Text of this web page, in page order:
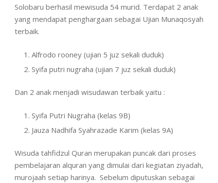
Solobaru berhasil mewisuda 54 murid. Terdapat 2 anak
yang mendapat penghargaan sebagai Ujian Munaqosyah
terbaik.
Alfrodo rooney (ujian 5 juz sekali duduk)
Syifa putri nugraha (ujian 7 juz sekali duduk)
Dan 2 anak menjadi wisudawan terbaik yaitu :
Syifa Putri Nugraha (kelas 9B)
Jauza Nadhifa Syahrazade Karim (kelas 9A)
Wisuda tahfidzul Quran merupakan puncak dari proses
pembelajaran alquran yang dimulai dari kegiatan ziyadah,
murojaah setiap harinya. Sebelum diputuskan sebagai